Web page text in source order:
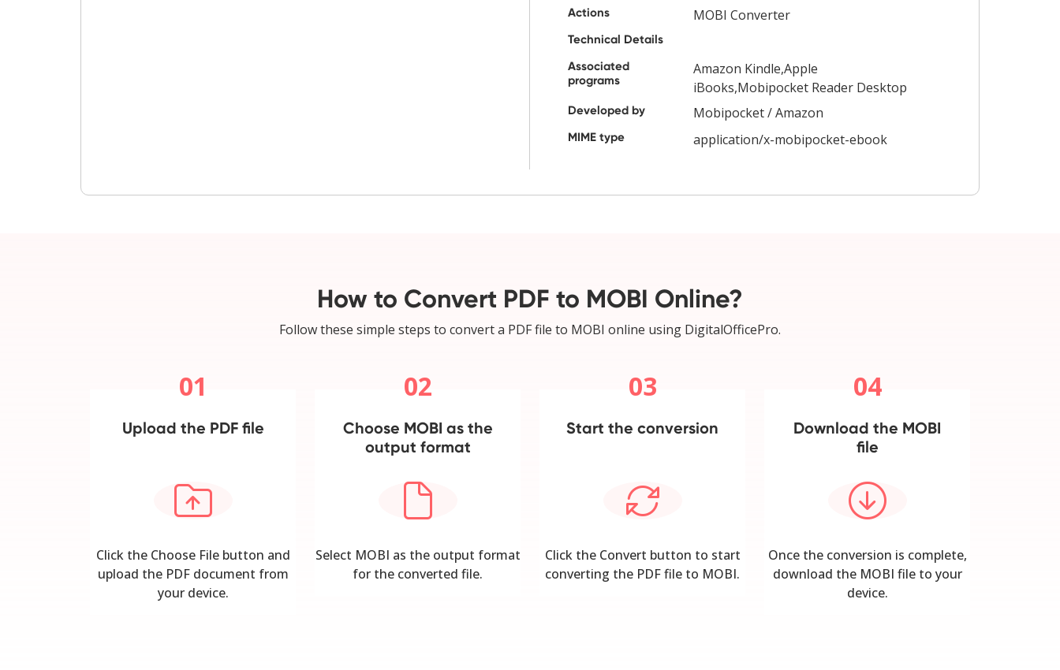
Actions MOBI Converter
Technical Details
Associated
programs
Amazon Kindle,Apple
iBooks,Mobipocket Reader Desktop
Developed by Mobipocket / Amazon
MIME type application/x-mobipocket-ebook
How to Convert PDF to MOBI Online?
Follow these simple steps to convert a PDF file to MOBI online using DigitalOfficePro.
01
Upload the PDF file
Click the Choose File button and
upload the PDF document from
your device.
02
Choose MOBI as the
output format
Select MOBI as the output format
for the converted file.
03
Start the conversion
Click the Convert button to start
converting the PDF file to MOBI.
04
Download the MOBI
file
Once the conversion is complete,
download the MOBI file to your
device.